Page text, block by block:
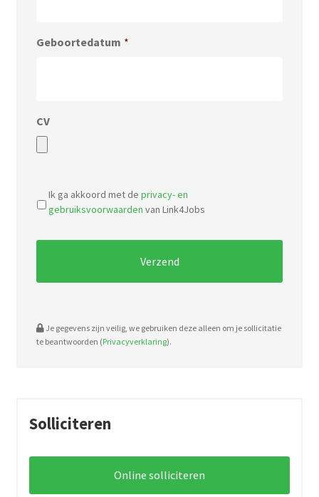
Geboortedatum *
CV
types:
pdf,
doc.
Ik ga akkoord met de privacy- en
gebruiksvoorwaarden van Link4Jobs
Je gegevens zijn veilig, we gebruiken deze alleen om je sollicitatie
te beantwoorden (Privacyverklaring).
Solliciteren
Online solliciteren